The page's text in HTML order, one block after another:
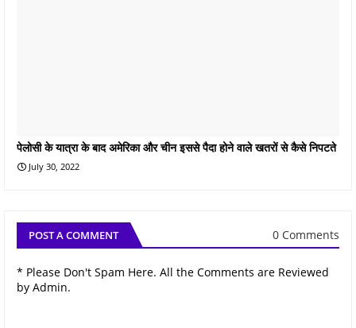
पेलोसी के यात्रा के बाद अमेरिका और चीन इससे पैदा होने वाले खतरों से कैसे निपटते
July 30, 2022
POST A COMMENT 0 Comments
* Please Don't Spam Here. All the Comments are Reviewed
by Admin.